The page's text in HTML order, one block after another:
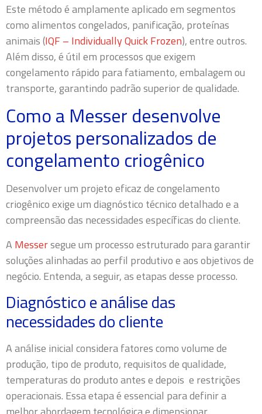
Este método é amplamente aplicado em segmentos
como alimentos congelados, panificação, proteínas
animais (IQF – Individually Quick Frozen), entre outros.
Além disso, é útil em processos que exigem
congelamento rápido para fatiamento, embalagem ou
transporte, garantindo padrão superior de qualidade.
Como a Messer desenvolve
projetos personalizados de
congelamento criogênico
Desenvolver um projeto eficaz de congelamento
criogênico exige um diagnóstico técnico detalhado e a
compreensão das necessidades específicas do cliente.
A Messersegue um processo estruturado para garantir
soluções alinhadas ao perfil produtivo e aos objetivos de
negócio. Entenda, a seguir, as etapas desse processo.
Diagnóstico e análise das
necessidades do cliente
A análise inicial considera fatores como volume de
produção, tipo de produto, requisitos de qualidade,
temperaturas do produto antes e depois e restrições
operacionais. Essa etapa é essencial para definir a